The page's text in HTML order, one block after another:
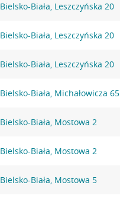
Bielsko-Biała, Leszczyńska 20
Bielsko-Biała, Leszczyńska 20
Bielsko-Biała, Leszczyńska 20
Bielsko-Biała, Michałowicza 65
Bielsko-Biała, Mostowa 2
Bielsko-Biała, Mostowa 2
Bielsko-Biała, Mostowa 5